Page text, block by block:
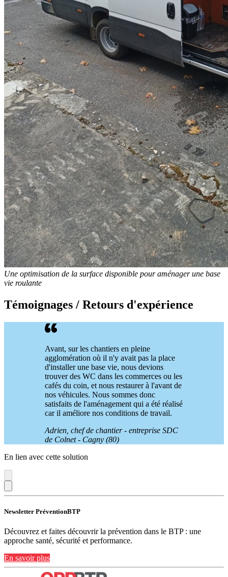
Une optimisation de la surface disponible pour aménager une base
vie roulante
Témoignages / Retours d'expérience
Avant, sur les chantiers en pleine
agglomération où il n'y avait pas la place
d'installer une base vie, nous devions
trouver des WC dans les commerces ou les
cafés du coin, et nous restaurer à l'avant de
nos véhicules. Nous sommes donc
satisfaits de l'aménagement qui a été réalisé
car il améliore nos conditions de travail.
Adrien, chef de chantier - entreprise SDC
de Colnet - Cagny (80)
En lien avec cette solution
Newsletter PréventionBTP
Découvrez et faites découvrir la prévention dans le BTP : une
approche santé, sécurité et performance.
En savoir plus